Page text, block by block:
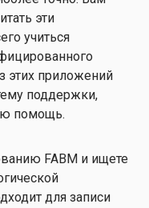
эти
учиться
этих приложений
поддержки,
помощь.
FABM и ищете
для записи